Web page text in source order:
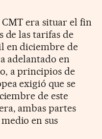
era situar el fin
de las tarifas de
en diciembre de
adelantado en
a principios de
exigió que se
de este
ambas partes
en sus